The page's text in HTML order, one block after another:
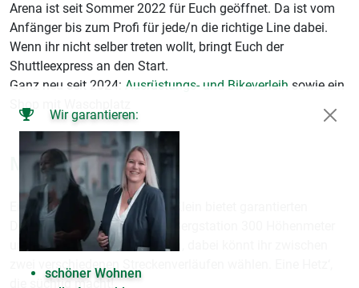
Wir garantieren:
schöner Wohnen
Arena ist seit Sommer 2022 für Euch geöffnet. Da ist vom
Anfänger bis zum Profi für jede/n die richtige Line dabei.
Wenn ihr nicht selber treten wollt, bringt Euch der
Shuttleexpress an den Start.
Ganz neu seit 2024: Ausrüstungs- und Bikeverleih sowie ein
Shop mit Waschplatz
Mountaincart
Ein Bergdreirad für Groß und Klein bietet garantierten
Downhill-Spaß. Rast von der Bergstation 300 Höhenmeter
und 3 km hinunter in die Arena, dabei könnt ihr zwischen
zwei verschiedenen Streckenverläufen wählen. Eine Hetz‘,
die süchtig macht!